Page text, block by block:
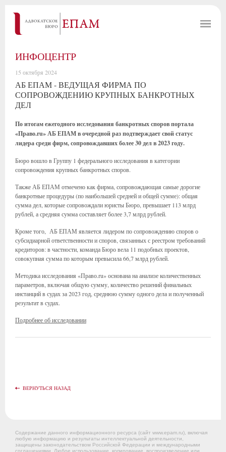
ИНФОЦЕНТР
15 октября 2024
АБ ЕПАМ - ВЕДУЩАЯ ФИРМА ПО
СОПРОВОЖДЕНИЮ КРУПНЫХ БАНКРОТНЫХ
ДЕЛ
По итогам ежегодного исследования банкротных споров портала
«Право.ru» АБ ЕПАМ в очередной раз подтверждает свой статус
лидера среди фирм, сопровождавших более 30 дел в 2023 году.
Бюро вошло в Группу 1 федерального исследования в категории
сопровождения крупных банкротных споров.
Также АБ ЕПАМ отмечено как фирма, сопровождающая самые дорогие
банкротные процедуры (по наибольшей средней и общей сумме): общая
сумма дел, которые сопровождали юристы Бюро, превышает 113 млрд
рублей, а средняя сумма составляет более 3,7 млрд рублей.
Кроме того, АБ ЕПАМ является лидером по сопровождению споров о
субсидиарной ответственности и споров, связанных с реестром требований
кредиторов: в частности, команда Бюро вела 11 подобных проектов,
совокупная сумма по которым превысила 66,7 млрд рублей.
Методика исследования «Право.ru» основана на анализе количественных
параметров, включая общую сумму, количество решений финальных
инстанций в судах за 2023 год, среднюю сумму одного дела и полученный
результат в судах.
Подробнее об исследовании
ВЕРНУТЬСЯ НАЗАД
Содержание данного информационного ресурса (сайт www.epam.ru), включая
любую информацию и результаты интеллектуальной деятельности,
защищены законодательством Российской Федерации и международными
соглашениями. Любое использование, копирование, воспроизведение или